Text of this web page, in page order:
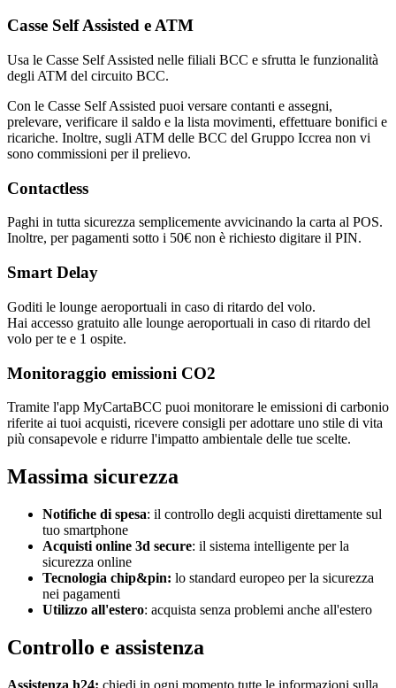
Casse Self Assisted e ATM
Usa le Casse Self Assisted nelle filiali BCC e sfrutta le funzionalità
degli ATM del circuito BCC.
Con le Casse Self Assisted puoi versare contanti e assegni,
prelevare, verificare il saldo e la lista movimenti, effettuare bonifici e
ricariche. Inoltre, sugli ATM delle BCC del Gruppo Iccrea non vi
sono commissioni per il prelievo.
Contactless
Paghi in tutta sicurezza semplicemente avvicinando la carta al POS.
Inoltre, per pagamenti sotto i 50€ non è richiesto digitare il PIN.
Smart Delay
Goditi le lounge aeroportuali in caso di ritardo del volo.
Hai accesso gratuito alle lounge aeroportuali in caso di ritardo del
volo per te e 1 ospite.
Monitoraggio emissioni CO2
Tramite l'app MyCartaBCC puoi monitorare le emissioni di carbonio
riferite ai tuoi acquisti, ricevere consigli per adottare uno stile di vita
più consapevole e ridurre l'impatto ambientale delle tue scelte.
Massima sicurezza
Notifiche di spesa: il controllo degli acquisti direttamente sul
tuo smartphone
Acquisti online 3d secure: il sistema intelligente per la
sicurezza online
Tecnologia chip&pin: lo standard europeo per la sicurezza
nei pagamenti
Utilizzo all'estero: acquista senza problemi anche all'estero
Controllo e assistenza
Assistenza h24: chiedi in ogni momento tutte le informazioni sulla